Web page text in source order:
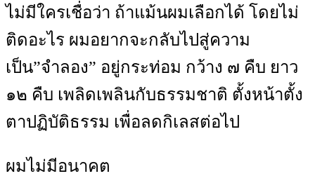
ไม่มีใครเชื่อว่า ถ้าแม้นผมเลือกได้ โดยไม่
ติดอะไร ผมอยากจะกลับไปสู่ความ
เป็น”จำลอง” อยู่กระท่อม กว้าง ๗ คืบ ยาว
๑๒ คืบ เพลิดเพลินกับธรรมชาติ ตั้งหน้าตั้ง
ตาปฏิบัติธรรม เพื่อลดกิเลสต่อไป
ผมไม่มีอนาคต